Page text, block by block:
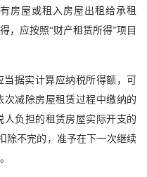
房屋或租入房屋出租给承租
，应按照“财产租赁所得”项目
据实计算应纳税所得额，可
减除房屋租赁过程中缴纳的
负担的租赁房屋实际开支的
除不完的，准予在下一次继续